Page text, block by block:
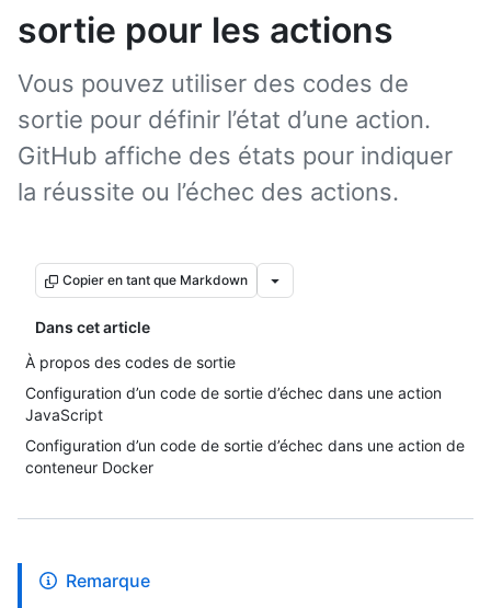
sortie pour les actions
Vous pouvez utiliser des codes de
sortie pour définir l’état d’une action.
GitHub affiche des états pour indiquer
la réussite ou l’échec des actions.
Copier en tant que Markdown
Dans cet article
À propos des codes de sortie
Configuration d’un code de sortie d’échec dans une action
JavaScript
Configuration d’un code de sortie d’échec dans une action de
conteneur Docker
Remarque